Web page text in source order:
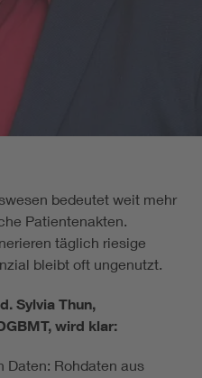
bedeutet weit mehr
Patientenakten.
täglich riesige
bleibt oft ungenutzt.
Sylvia Thun,
wird klar:
Daten: Rohdaten aus